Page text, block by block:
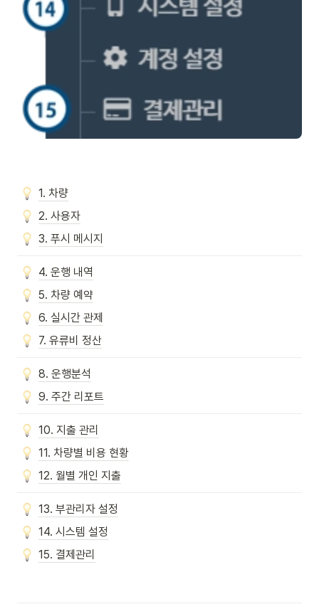
1. 차량
2. 사용자
3. 푸시 메시지
4. 운행 내역
5. 차량 예약
6. 실시간 관제
7. 유류비 정산
8. 운행분석
9. 주간 리포트
10. 지출 관리
11. 차량별 비용 현황
12. 월별 개인 지출
13. 부관리자 설정
14. 시스템 설정
15. 결제관리